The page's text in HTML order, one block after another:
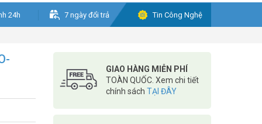
24h 7 ngày đổi trả Tin Công Nghệ
GIAO HÀNG MIỄN PHÍ
TOÀN QUỐC. Xem chi tiết
chính sách TẠI ĐÂY